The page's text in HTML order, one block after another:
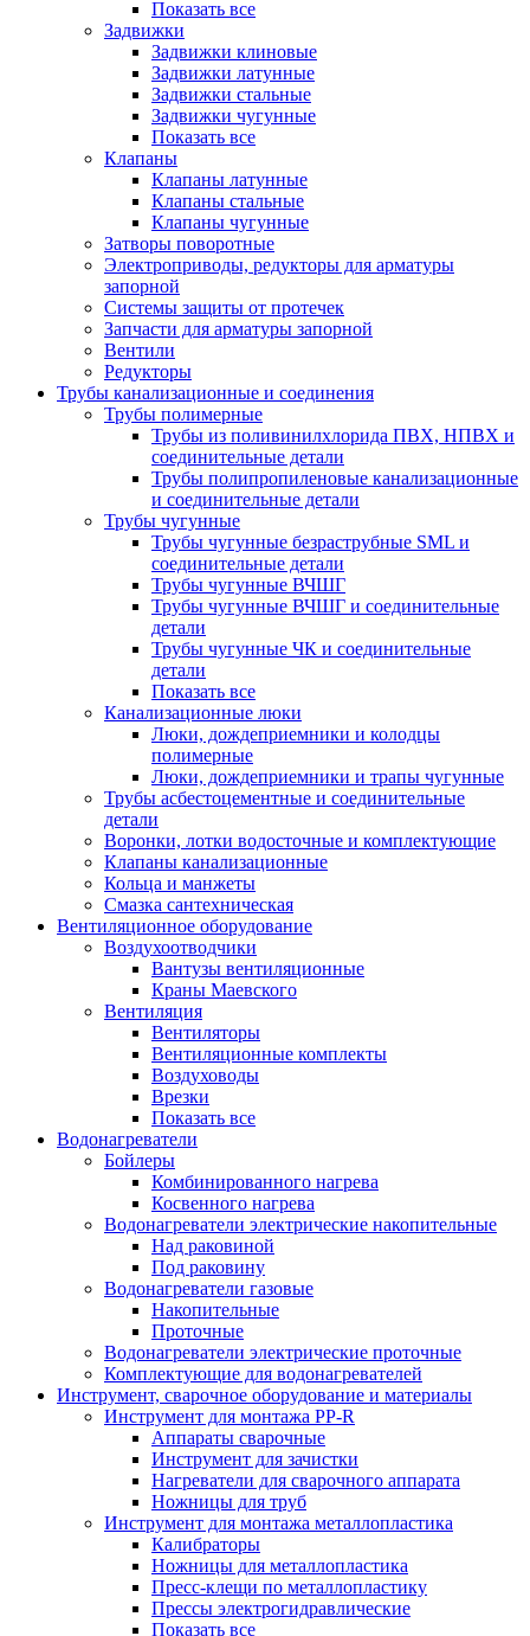
Показать все
Задвижки
Задвижки клиновые
Задвижки латунные
Задвижки стальные
Задвижки чугунные
Показать все
Клапаны
Клапаны латунные
Клапаны стальные
Клапаны чугунные
Затворы поворотные
Электроприводы, редукторы для арматуры
запорной
Системы защиты от протечек
Запчасти для арматуры запорной
Вентили
Редукторы
Трубы канализационные и соединения
Трубы полимерные
Трубы из поливинилхлорида ПВХ, НПВХ и
соединительные детали
Трубы полипропиленовые канализационные
и соединительные детали
Трубы чугунные
Трубы чугунные безраструбные SML и
соединительные детали
Трубы чугунные ВЧШГ
Трубы чугунные ВЧШГ и соединительные
детали
Трубы чугунные ЧК и соединительные
детали
Показать все
Канализационные люки
Люки, дождеприемники и колодцы
полимерные
Люки, дождеприемники и трапы чугунные
Трубы асбестоцементные и соединительные
детали
Воронки, лотки водосточные и комплектующие
Клапаны канализационные
Кольца и манжеты
Смазка сантехническая
Вентиляционное оборудование
Воздухоотводчики
Вантузы вентиляционные
Краны Маевского
Вентиляция
Вентиляторы
Вентиляционные комплекты
Воздуховоды
Врезки
Показать все
Водонагреватели
Бойлеры
Комбинированного нагрева
Косвенного нагрева
Водонагреватели электрические накопительные
Над раковиной
Под раковину
Водонагреватели газовые
Накопительные
Проточные
Водонагреватели электрические проточные
Комплектующие для водонагревателей
Инструмент, сварочное оборудование и материалы
Инструмент для монтажа PP-R
Аппараты сварочные
Инструмент для зачистки
Нагреватели для сварочного аппарата
Ножницы для труб
Инструмент для монтажа металлопластика
Калибраторы
Ножницы для металлопластика
Пресс-клещи по металлопластику
Прессы электрогидравлические
Показать все